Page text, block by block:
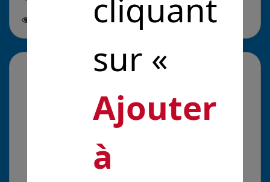
solution est suivie par 1 personne
La galerie média
cliquant
sur «
Ajouter
à